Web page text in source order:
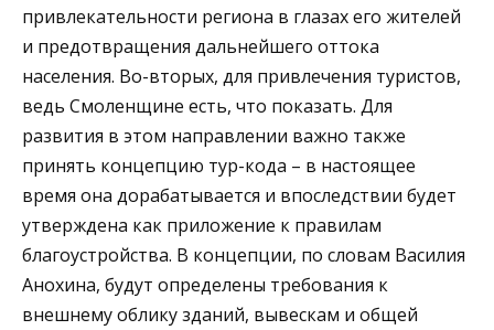
привлекательности региона в глазах его жителей
и предотвращения дальнейшего оттока
населения. Во-вторых, для привлечения туристов,
ведь Смоленщине есть, что показать. Для
развития в этом направлении важно также
принять концепцию тур-кода – в настоящее
время она дорабатывается и впоследствии будет
утверждена как приложение к правилам
благоустройства. В концепции, по словам Василия
Анохина, будут определены требования к
внешнему облику зданий, вывескам и общей